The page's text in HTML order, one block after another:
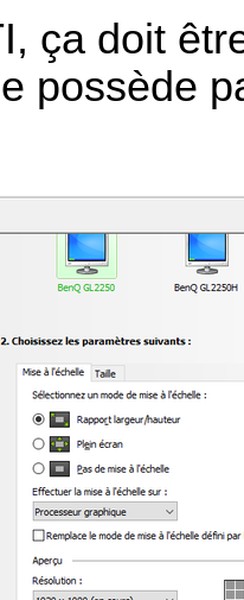
ça doit
possède